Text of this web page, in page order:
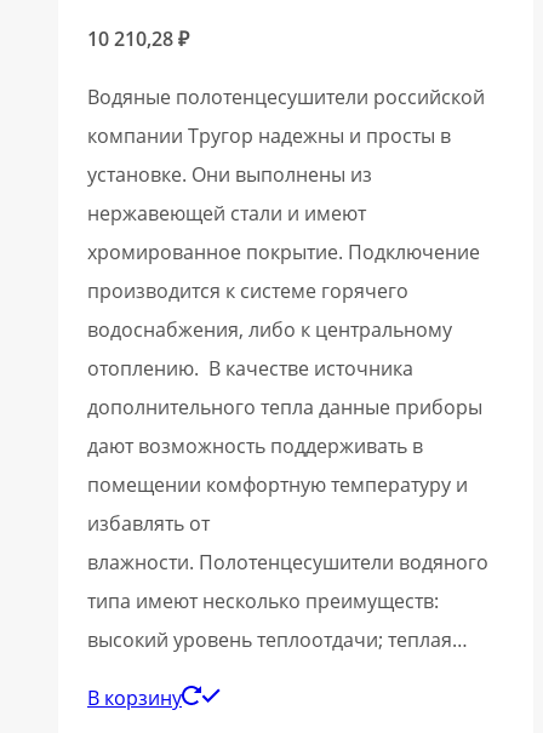
10 210,28₽
Водяные полотенцесушители российской
компании Тругор надежны и просты в
установке. Они выполнены из
нержавеющей стали и имеют
хромированное покрытие. Подключение
производится к системе горячего
водоснабжения, либо к центральному
отоплению. В качестве источника
дополнительного тепла данные приборы
дают возможность поддерживать в
помещении комфортную температуру и
избавлять от
влажности. Полотенцесушители водяного
типа имеют несколько преимуществ:
высокий уровень теплоотдачи; теплая…
В корзину